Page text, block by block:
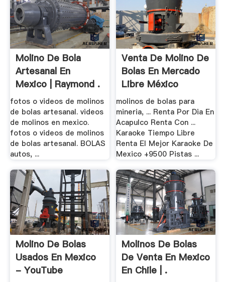
Molino De Bola
Artesanal En
Mexico | Raymond .
fotos o videos de molinos
de bolas artesanal. videos
de molinos en mexico.
fotos o videos de molinos
de bolas artesanal. BOLAS
autos, ...
Venta De Molino De
Bolas En Mercado
Libre México
molinos de bolas para
mineria, ... Renta Por Dia En
Acapulco Renta Con ...
Karaoke Tiempo Libre
Renta El Mejor Karaoke De
Mexico +9500 Pistas ...
Molino De Bolas
Usados En Mexico
- YouTube
Molinos De Bolas
De Venta En Mexico
En Chile | .